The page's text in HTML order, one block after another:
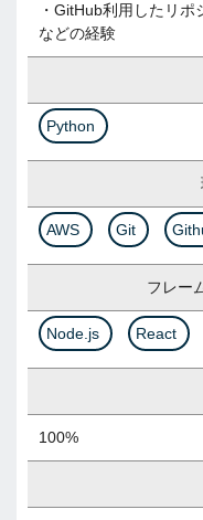
・GitHub利用したリ
などの経験
Python
AWS Git
フレー
Node.js React
100%